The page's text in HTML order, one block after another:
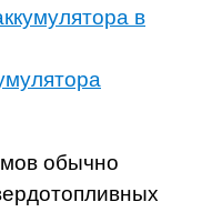
в
обычно